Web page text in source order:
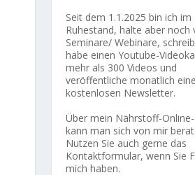
Seit dem 1.1.2025 bin ich im
Ruhestand, halte aber noch
Seminare/ Webinare,
habe einen Youtube-
mehr als 300 Videos und
veröffentliche monatlich
kostenlosen Newsletter.
Über mein Nährstoff-
kann man sich von mir
Nutzen Sie auch gerne das
Kontaktformular, wenn Sie
mich haben.